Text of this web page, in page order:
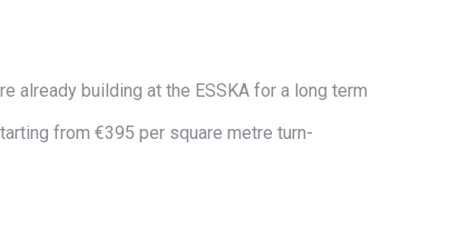
already building at the ESSKA for a long term
from €395 per square metre turn-